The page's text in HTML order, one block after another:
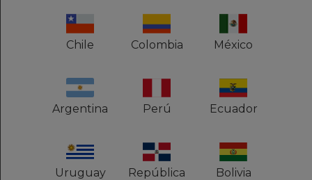
En "Descripción",
información de contratación
Cambiar plan
Chile Colombia México
Argentina Perú Ecuador
Uruguay
República
Bolivia